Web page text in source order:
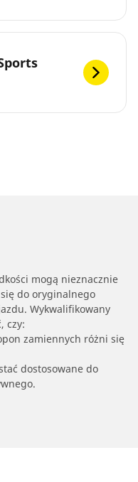
mogą nieznacznie
do oryginalnego
Wykwalifikowany
czy:
zamiennych różni się
dostosowane do